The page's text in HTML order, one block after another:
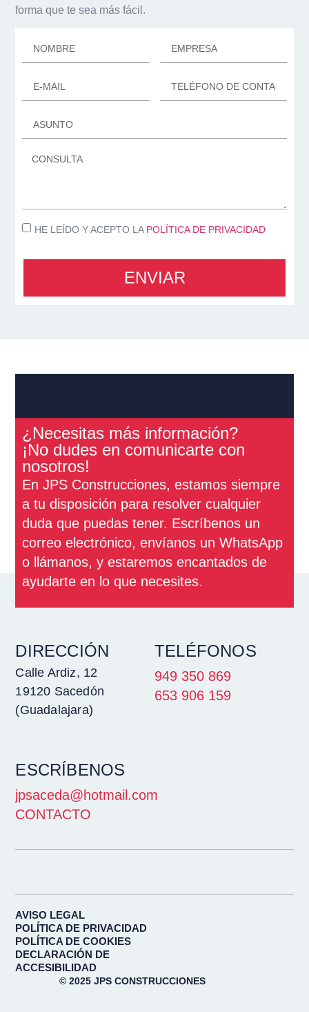
forma que te sea más fácil.
HE LEÍDO Y ACEPTO LA POLÍTICA DE PRIVACIDAD
ENVIAR
¿Necesitas más información?
¡No dudes en comunicarte con
nosotros!
En JPS Construcciones, estamos siempre
a tu disposición para resolver cualquier
duda que puedas tener. Escríbenos un
correo electrónico, envíanos un WhatsApp
o llámanos, y estaremos encantados de
ayudarte en lo que necesites.
DIRECCIÓN
Calle Ardiz, 12
19120 Sacedón
(Guadalajara)
TELÉFONOS
949 350 869
653 906 159
ESCRÍBENOS
jpsaceda@hotmail.com
CONTACTO
© 2025 JPS CONSTRUCCIONES
AVISO LEGAL
POLÍTICA DE PRIVACIDAD
POLÍTICA DE COOKIES
DECLARACIÓN DE
ACCESIBILIDAD